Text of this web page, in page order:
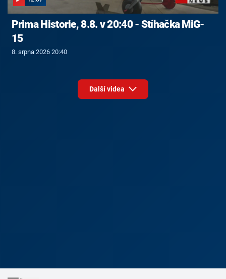
Prima Historie, 8.8. v 20:40 - Stíhačka MiG-
15
8. srpna 2026 20:40
Další videa